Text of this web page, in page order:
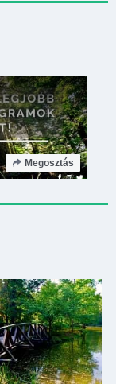
Megosztás